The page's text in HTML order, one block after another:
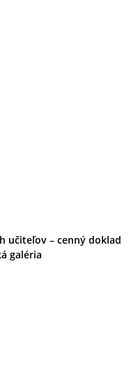
učiteľov – cenný doklad
galéria